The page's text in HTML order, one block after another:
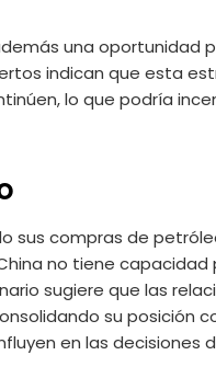
una oportunidad
indican que esta
lo que podría
sus compras de
no tiene
sugiere que las
su posición
en las decisiones